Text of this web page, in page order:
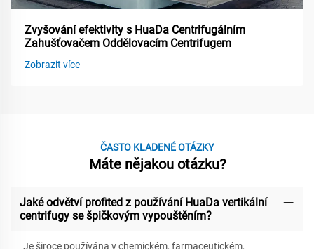
Zvyšování efektivity s HuaDa Centrifugálním
Zahušťovačem Oddělovacím Centrifugem
Zobrazit více
ČASTO KLADENÉ OTÁZKY
Máte nějakou otázku?
Jaké odvětví profited z používání HuaDa vertikální
centrifugy se špičkovým vypouštěním?
Je široce používána v chemickém, farmaceutickém,